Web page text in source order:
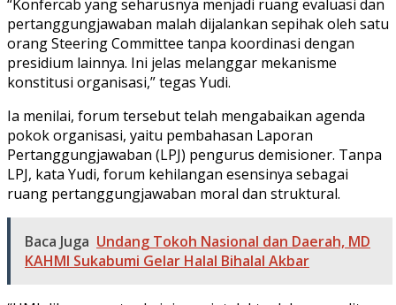
“Konfercab yang seharusnya menjadi ruang evaluasi dan
pertanggungjawaban malah dijalankan sepihak oleh satu
orang Steering Committee tanpa koordinasi dengan
presidium lainnya. Ini jelas melanggar mekanisme
konstitusi organisasi,” tegas Yudi.
Ia menilai, forum tersebut telah mengabaikan agenda
pokok organisasi, yaitu pembahasan Laporan
Pertanggungjawaban (LPJ) pengurus demisioner. Tanpa
LPJ, kata Yudi, forum kehilangan esensinya sebagai
ruang pertanggungjawaban moral dan struktural.
Baca Juga Undang Tokoh Nasional dan Daerah, MD
KAHMI Sukabumi Gelar Halal Bihalal Akbar